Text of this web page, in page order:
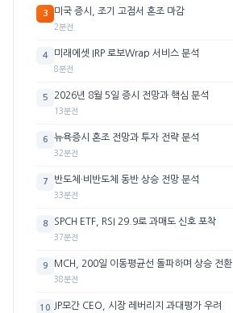
3 미국 증시, 조기 고점서 혼조 마감
2분전
4 미래에셋 IRP 로보Wrap 서비스 분석
8분전
5 2026년 8월 5일 증시 전망과 핵심 분석
13분전
6 뉴욕증시 혼조 전망과 투자 전략 분석
32분전
7 반도체·비반도체 동반 상승 전망 분석
33분전
8 SPCH ETF, RSI 29.9로 과매도 신호 포착
37분전
9 MCH, 200일 이동평균선 돌파하며 상승 전환
38분전
10 JP모간 CEO, 시장 레버리지 과대평가 우려